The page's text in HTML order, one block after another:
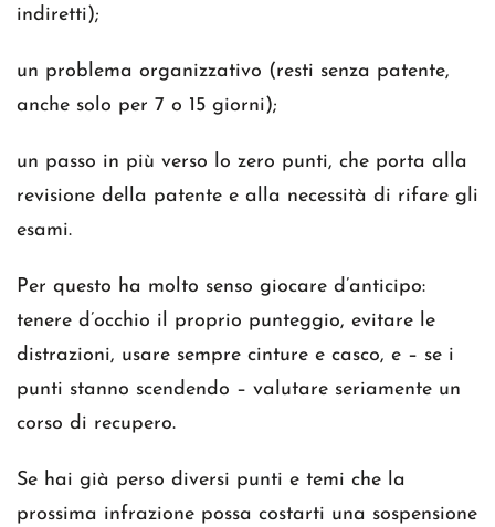
indiretti);
un problema organizzativo (resti senza patente,
anche solo per 7 o 15 giorni);
un passo in più verso lo zero punti, che porta alla
revisione della patente e alla necessità di rifare gli
esami.
Per questo ha molto senso giocare d’anticipo:
tenere d’occhio il proprio punteggio, evitare le
distrazioni, usare sempre cinture e casco, e – se i
punti stanno scendendo – valutare seriamente un
corso di recupero.
Se hai già perso diversi punti e temi che la
prossima infrazione possa costarti una sospensione